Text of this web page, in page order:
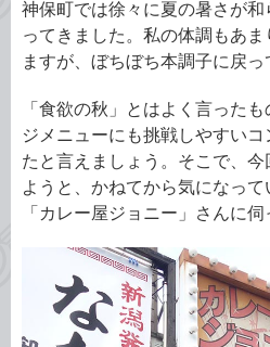
神保町では徐々に夏の暑さが
ってきました。私の体調もあ
ますが、ぼちぼち本調子に戻っ
「食欲の秋」とはよく言った
ジメニューにも挑戦しやすい
たと言えましょう。そこで、
ようと、かねてから気になっ
「カレー屋ジョニー」さんに